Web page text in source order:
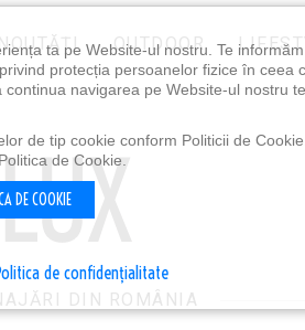
OUTDOOR
DIN ROMÂNIA
ta pe Website-ul nostru. Te
protecția persoanelor fizice în ceea
navigarea pe Website-ul nostru
de tip cookie conform Politicii de
de Cookie.
DE COOKIE
de confidențialitate